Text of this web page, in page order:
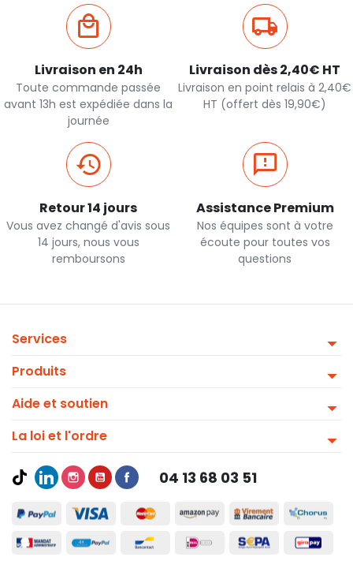
Livraison en 24h
Toute commande passée
avant 13h est expédiée dans la
journée
Livraison dès 2,40€ HT
Livraison en point relais à 2,40€
HT (offert dès 19,90€)
Retour 14 jours
Vous avez changé d'avis sous
14 jours, nous vous
remboursons
Assistance Premium
Nos équipes sont à votre
écoute pour toutes vos
questions
Services
Produits
Aide et soutien
La loi et l'ordre
04 13 68 03 51